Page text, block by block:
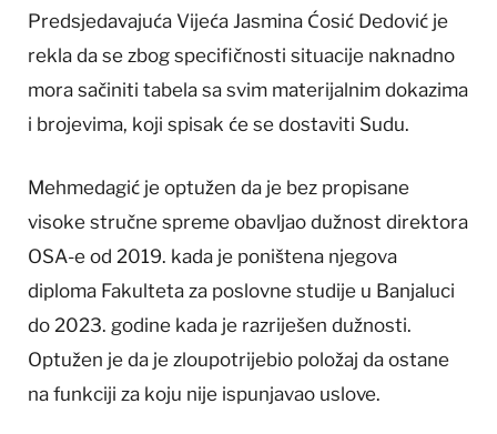
Predsjedavajuća Vijeća Jasmina Ćosić Dedović je
rekla da se zbog specifičnosti situacije naknadno
mora sačiniti tabela sa svim materijalnim dokazima
i brojevima, koji spisak će se dostaviti Sudu.
Mehmedagić je optužen da je bez propisane
visoke stručne spreme obavljao dužnost direktora
OSA-e od 2019. kada je poništena njegova
diploma Fakulteta za poslovne studije u Banjaluci
do 2023. godine kada je razriješen dužnosti.
Optužen je da je zloupotrijebio položaj da ostane
na funkciji za koju nije ispunjavao uslove.